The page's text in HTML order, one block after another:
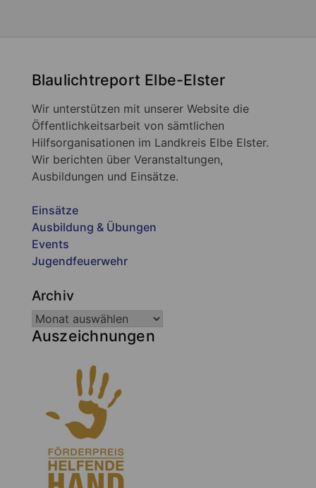
Blaulichtreport Elbe-Elster
Wir unterstützen mit unserer Website die
Öffentlichkeitsarbeit von sämtlichen
Hilfsorganisationen im Landkreis Elbe Elster.
Wir berichten über Veranstaltungen,
Ausbildungen und Einsätze.
Einsätze
Ausbildung & Übungen
Events
Jugendfeuerwehr
Archiv
Auszeichnungen